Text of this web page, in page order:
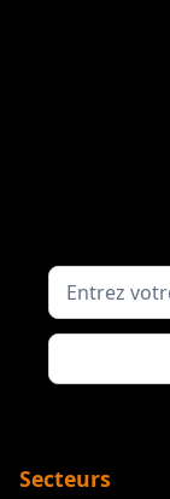
Secteurs